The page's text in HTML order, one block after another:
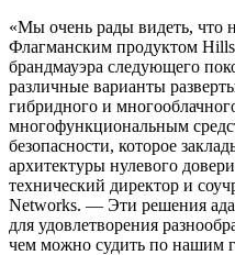
«Мы очень рады видеть, что
Флагманским продуктом
брандмауэра следующего
различные варианты
гибридного и
многофункциональным
безопасности, которое
архитектуры нулевого
технический директор и
Networks. — Эти решения
для удовлетворения
чем можно судить по нашим